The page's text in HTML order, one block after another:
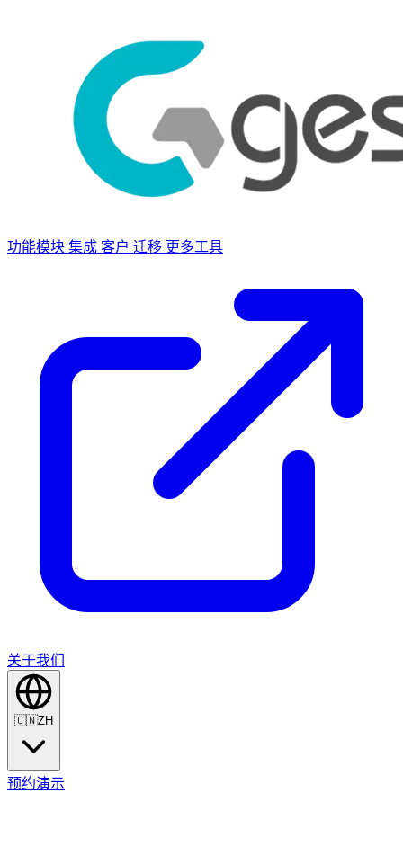
功能模块 集成 客户 迁移 更多工具
关于我们
🇨🇳ZH
预约演示